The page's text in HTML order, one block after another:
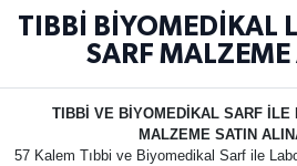
TIBBİ BİYOMEDİKAL
SARF MALZEME
TIBBİ VE BİYOMEDİKAL SARF İLE
MALZEME SATIN
57 Kalem Tıbbi ve Biyomedikal Sarf ile
Yerel Yönetim
Trafik Durumu
Tüm Manşetler